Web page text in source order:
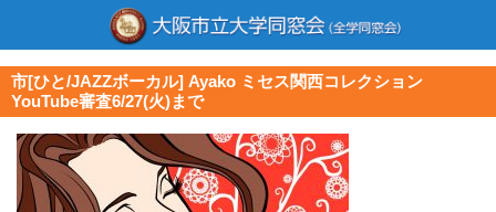
市[ひと/JAZZボーカル] Ayako ミセス関西コレクション
YouTube審査6/27(火)まで